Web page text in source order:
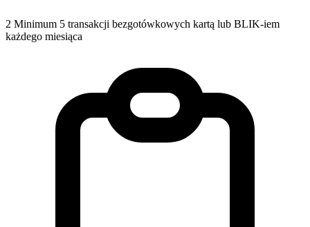
2 Minimum 5 transakcji bezgotówkowych kartą lub BLIK-iem
każdego miesiąca